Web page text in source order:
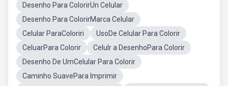
Desenho Para ColorirUn Celular
Desenho Para ColorirMarca Celular
Celular ParaColoriri
UsoDe Celular Para Colorir
CeluarPara Colorir
Celulr a DesenhoPara Colorir
Desenho De UmCelular Para Colorir
Caminho SuavePara Imprimir